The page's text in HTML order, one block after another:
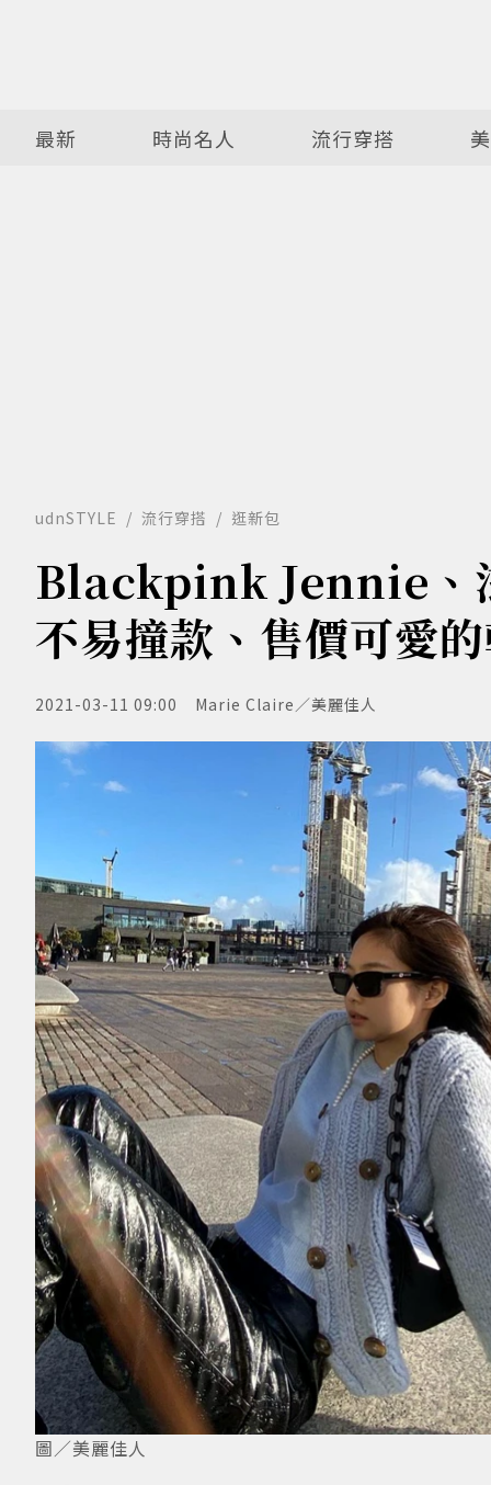
最新 時尚名人 流行穿搭
udnSTYLE 流行穿搭 逛新包
Blackpink Jennie、
不易撞款、售價可愛
2021-03-11 09:00 Marie Claire／美麗佳人
圖／美麗佳人